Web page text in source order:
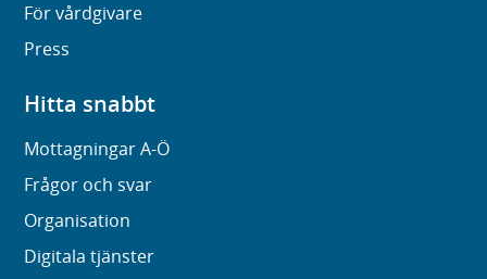
För vårdgivare
Press
Hitta snabbt
Mottagningar A-Ö
Frågor och svar
Organisation
Digitala tjänster